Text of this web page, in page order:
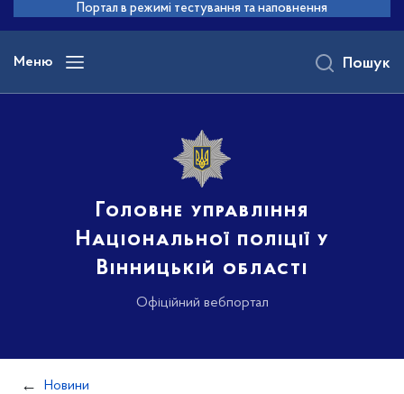
основного
вмісту
Портал в режимі тестування та наповнення
Меню
Головне управління
Національної поліції у
Вінницькій області
Офіційний вебпортал
Пошук
Новини